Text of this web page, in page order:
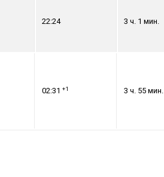
22:24 3 ч. 1 мин.
02:31 +1 3 ч. 55 мин.